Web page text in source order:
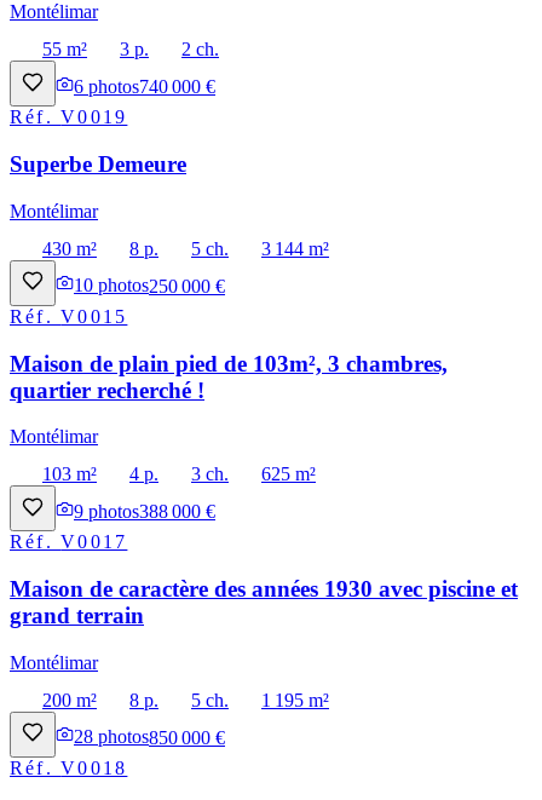
Montélimar
55 m²
3 p.
2 ch.
6 photos740 000 €
Réf.V0019
Superbe Demeure
Montélimar
430 m²
8 p. 5 ch.
3 144 m²
10 photos250 000 €
Réf.V0015
Maison de plain pied de 103m², 3 chambres,
quartier recherché !
Montélimar
103 m²
4 p. 3 ch.
625 m²
9 photos388 000 €
Réf.V0017
Maison de caractère des années 1930 avec piscine et
grand terrain
Montélimar
200 m²
8 p. 5 ch.
1 195 m²
28 photos850 000 €
Réf.V0018